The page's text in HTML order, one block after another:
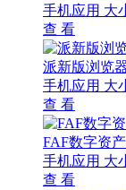
手机应用 大
查 看
派新版浏览
手机应用 大
查 看
FAF数字资
手机应用 大
查 看